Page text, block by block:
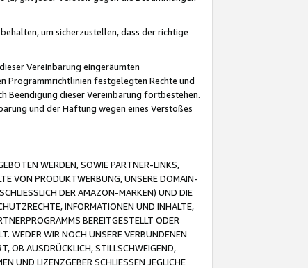
um sicherzustellen, dass der richtige
Vereinbarung eingeräumten
Programmrichtlinien festgelegten Rechte und
Beendigung dieser Vereinbarung fortbestehen.
und der Haftung wegen eines Verstoßes
WERDEN, SOWIE PARTNER-LINKS,
VON PRODUKTWERBUNG, UNSERE DOMAIN-
DER AMAZON-MARKEN) UND DIE
INFORMATIONEN UND INHALTE,
BEREITGESTELLT ODER
WEDER WIR NOCH UNSERE VERBUNDENEN
OB AUSDRÜCKLICH, STILLSCHWEIGEND,
UND LIZENZGEBER SCHLIESSEN JEGLICHE